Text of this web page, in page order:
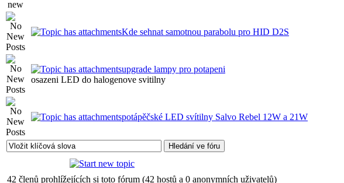
Kde sehnat samotnou parabolu pro HID D2S
upgrade lampy pro potapeni
osazeni LED do halogenove svitilny
potápěčské LED svítilny Salvo Rebel 12W a 21W
42 členů prohlížejících si toto fórum (42 hostů a 0 anonymních uživatelů)